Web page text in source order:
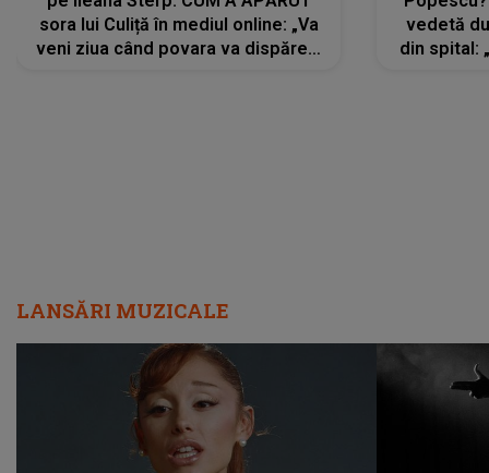
sora lui Culiță în mediul online: „Va
veni ziua când povara va dispărea,
vedetă
din spital:
LANSĂRI MUZICALE